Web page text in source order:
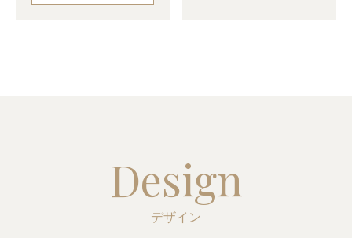
Design
デザイン